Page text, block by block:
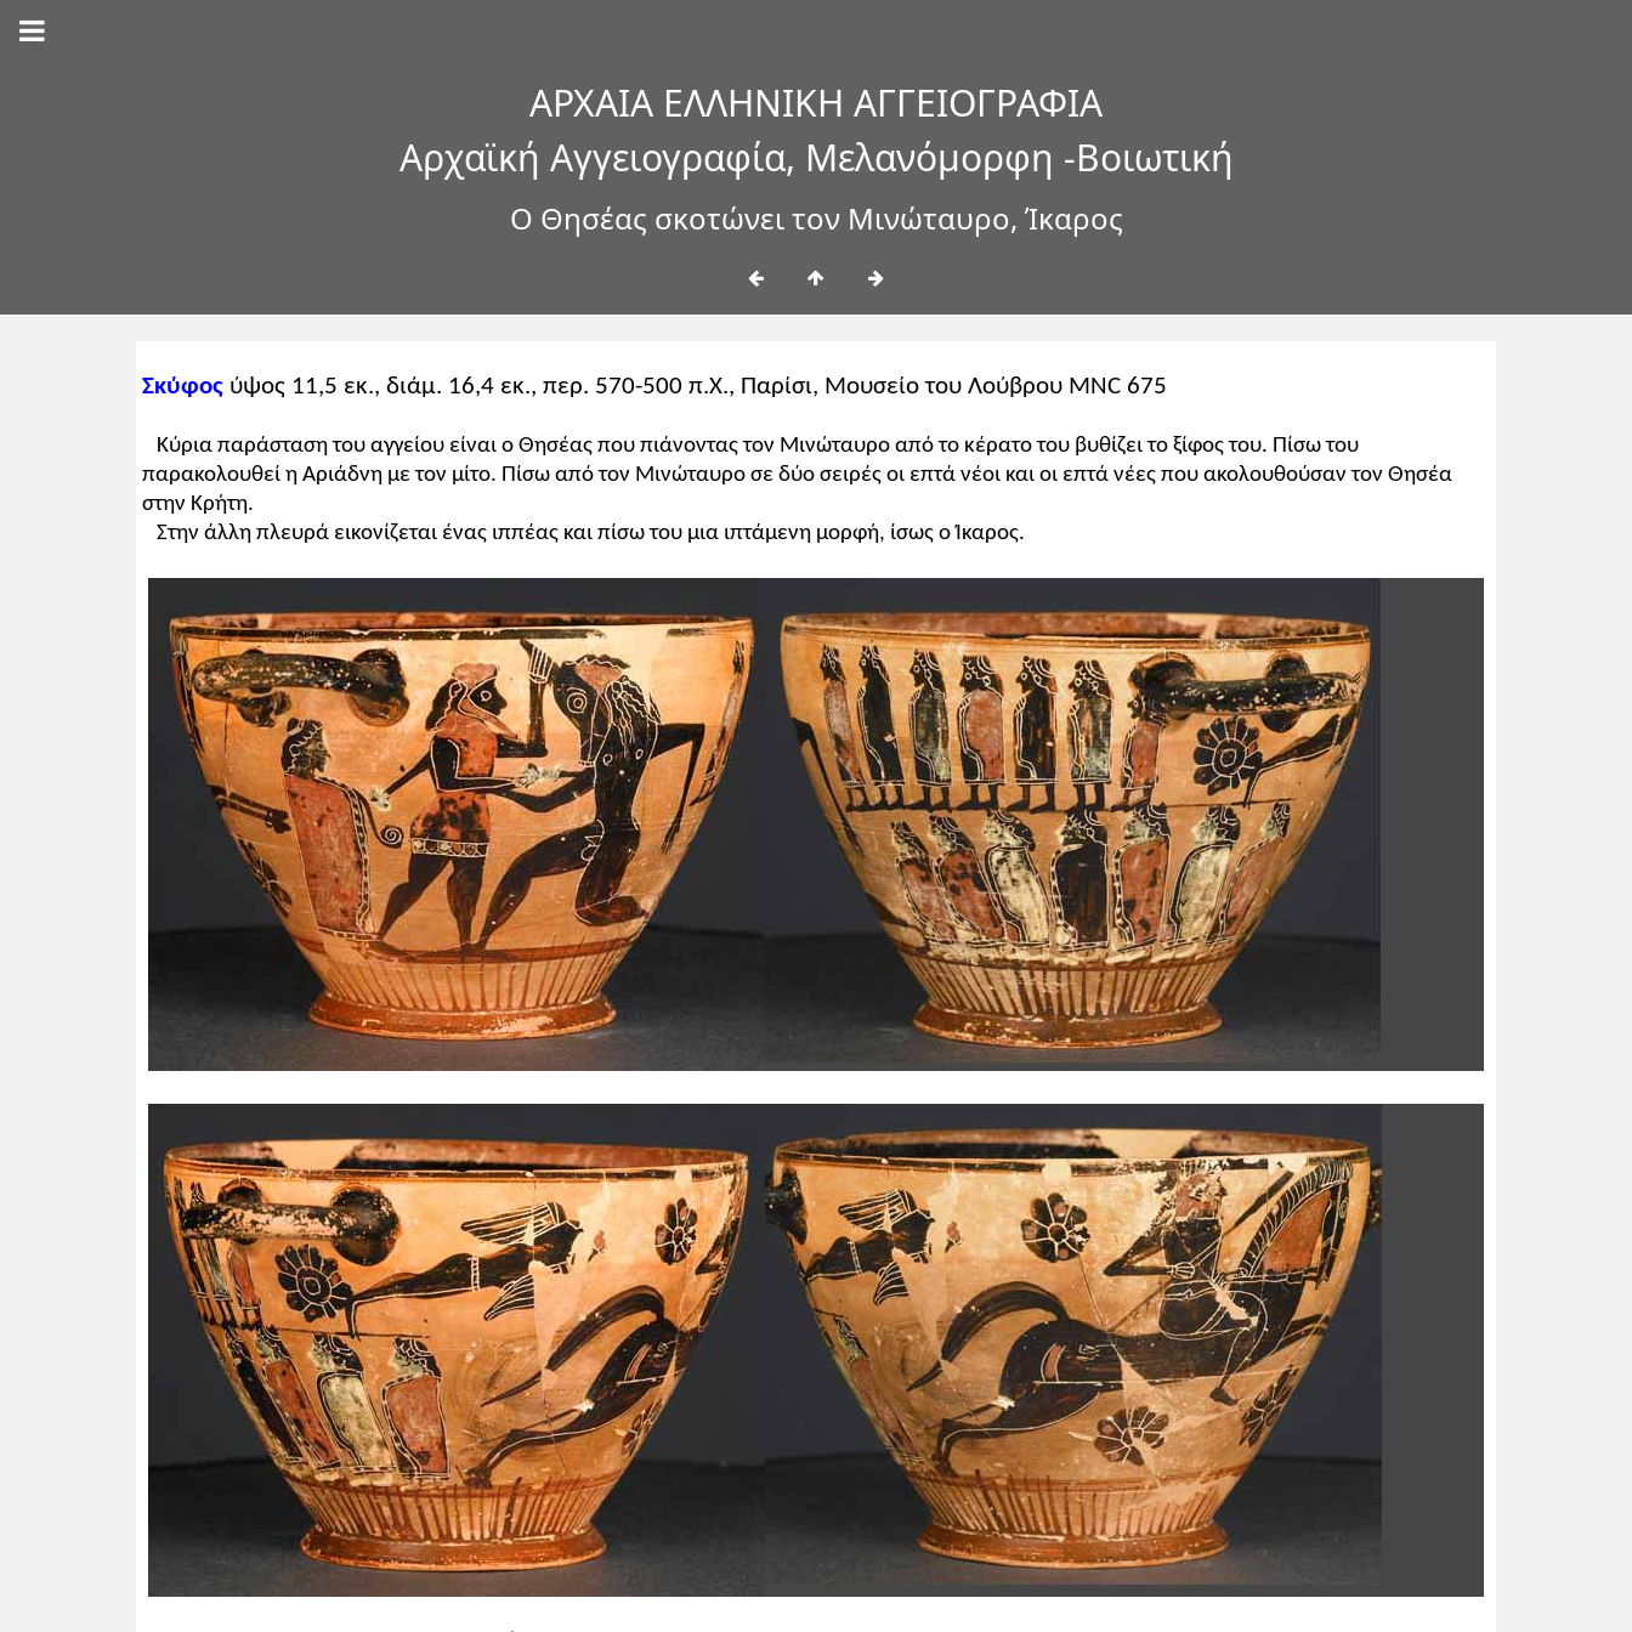
ΑΡΧΑΙΑ ΕΛΛΗΝΙΚΗ ΑΓΓΕΙΟΓΡΑΦΙΑ
Αρχαϊκή Αγγειογραφία, Μελανόμορφη -Βοιωτική
Ο Θησέας σκοτώνει τον Μινώταυρο, Ίκαρος
Σκύφοςύψος 11,5 εκ., διάμ. 16,4 εκ., περ. 570-500 π.Χ., Παρίσι, Μουσείο του Λούβρου MNC 675
Κύρια παράσταση του αγγείου είναι ο Θησέας που πιάνοντας τον Μινώταυρο από το κέρατο του βυθίζει το ξίφος του. Πίσω του
παρακολουθεί η Αριάδνη με τον μίτο. Πίσω από τον Μινώταυρο σε δύο σειρές οι επτά νέοι και οι επτά νέες που ακολουθούσαν τον Θησέα
στην Κρήτη.
Στην άλλη πλευρά εικονίζεται ένας ιππέας και πίσω του μια ιπτάμενη μορφή, ίσως ο Ίκαρος.